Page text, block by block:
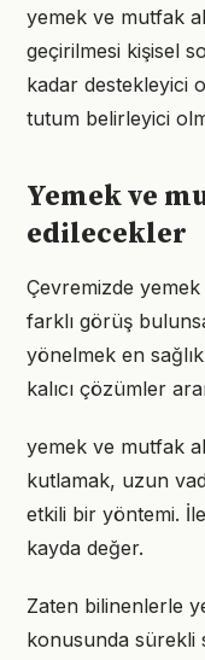
yemek ve mutfak
geçirilmesi kişisel
kadar destekleyici
tutum belirleyici
Yemek ve
edilecekler
Çevremizde
farklı görüş
yönelmek en
kalıcı çözümler
yemek ve mutfak
kutlamak, uzun
etkili bir yöntemi.
kayda değer.
Zaten bilinenlerle
konusunda sürekli